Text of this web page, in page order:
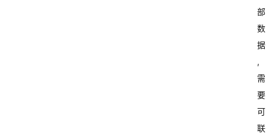
部
数
据
,
需
要
可
联